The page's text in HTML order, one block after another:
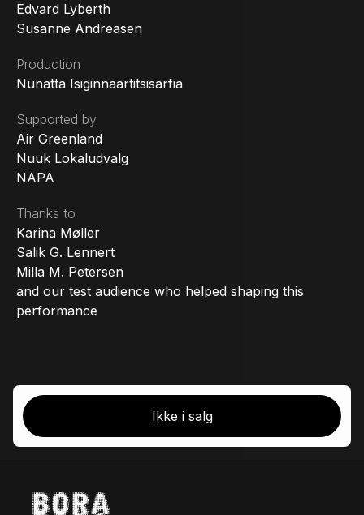
Edvard Lyberth
Susanne Andreasen
Production
Nunatta Isiginnaartitsisarfia
Supported by
Air Greenland
Nuuk Lokaludvalg
NAPA
Thanks to
Karina Møller
Salik G. Lennert
Milla M. Petersen
and our test audience who helped shaping this
performance
Ikke i salg